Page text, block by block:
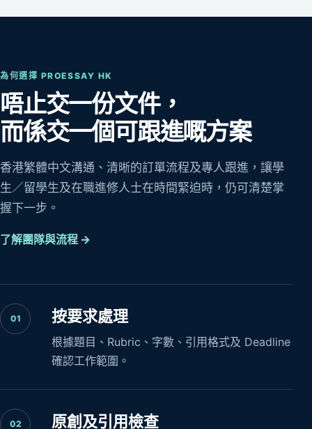
為何選擇 PROESSAY HK
唔止交一份文件，
而係交一個可跟進嘅方案
香港繁體中文溝通、清晰的訂單流程及專人跟進，讓學
生／留學生及在職進修人士在時間緊迫時，仍可清楚掌
握下一步。
了解團隊與流程 →
01 按要求處理
根據題目、Rubric、字數、引用格式及 Deadline
確認工作範圍。
02 原創及引用檢查